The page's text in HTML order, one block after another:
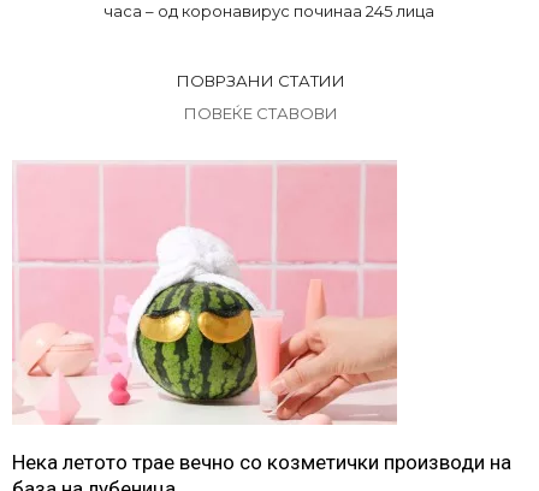
часа – од коронавирус починаа 245 лица
ПОВРЗАНИ СТАТИИ
ПОВЕЌЕ СТАВОВИ
Нека летото трае вечно со козметички производи на